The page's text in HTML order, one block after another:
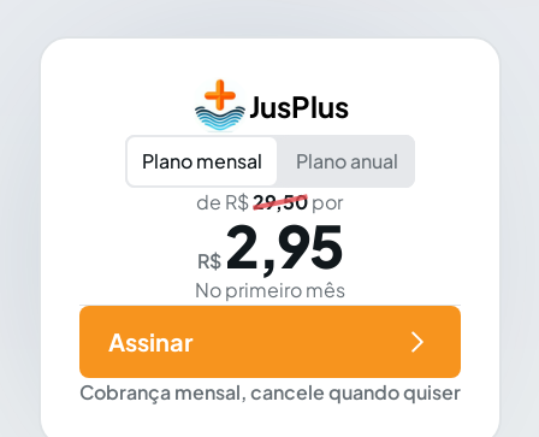
JusPlus
Plano mensal
Plano anual
de R$29,50por
R$ 2,95
No primeiro mês
Cobrança mensal, cancele quando quiser
Assinar